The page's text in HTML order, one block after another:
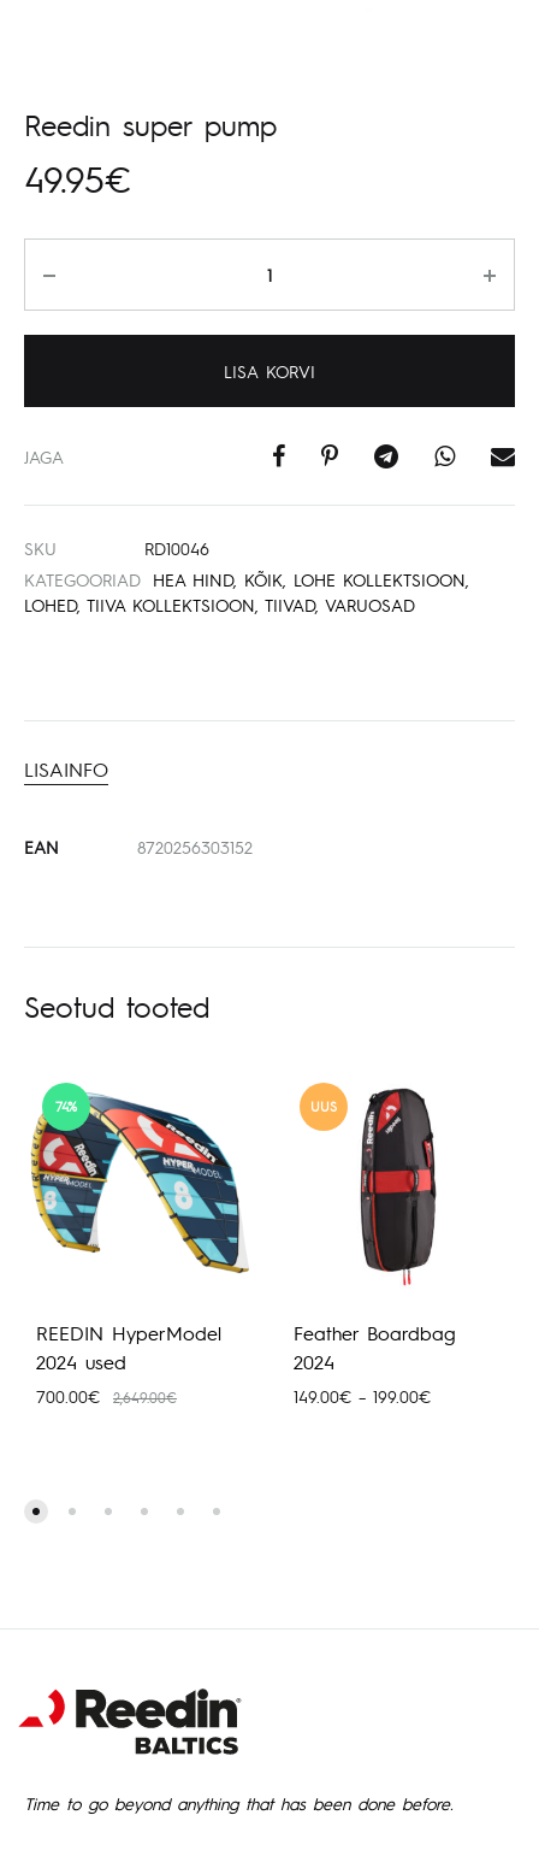
Reedin super pump
49.95€
LISA KORVI
JAGA
SKU
RD10046
KATEGOORIAD
HEA HIND, KÕIK LOHE KOLLEKTSIOON
LOHED, TIIVA KOLLEKTSIOON TIIVAD, VARUOSAD
LISAINFO
EAN 8720256303152
Seotud tooted
74%
REEDIN HyperModel
2024 used
700.00€ 2,649.00€
UUS
Feather Boardbag
2024
149.00€ – 199.00€Hinnavahemik:
Time to go beyond anything that has been done before.